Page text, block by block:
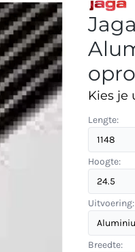
Kies je
Lengte:
Hoogte:
Uitvoering:
Breedte: